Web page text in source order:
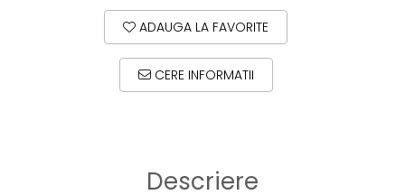
ADAUGA LA FAVORITE
CERE INFORMATII
Descriere